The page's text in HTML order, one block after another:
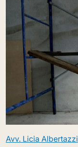
Avv. Licia Albertazzi